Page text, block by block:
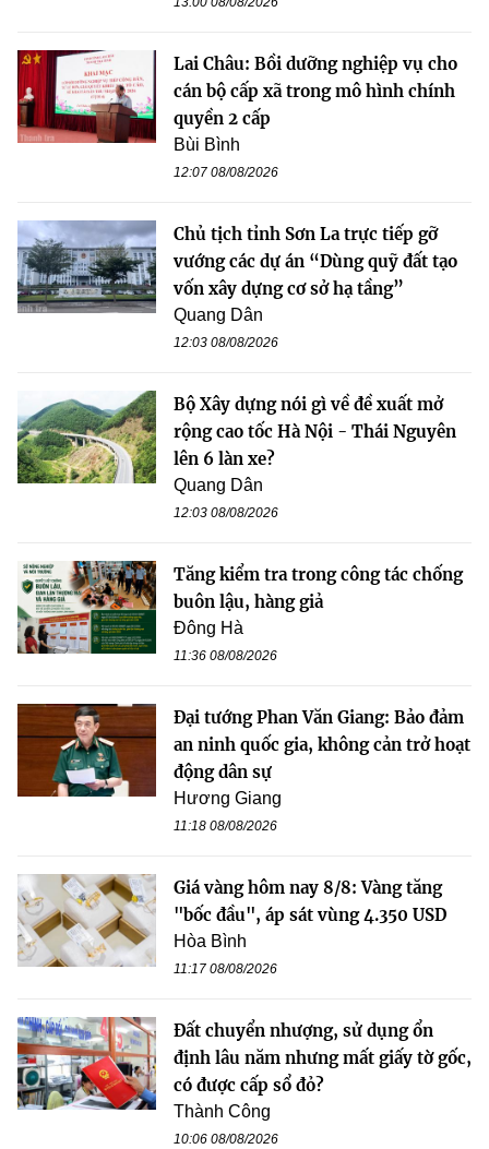
Lai Châu: Bồi dưỡng nghiệp vụ cho
cán bộ cấp xã trong mô hình chính
quyền 2 cấp
Bùi Bình
12:07 08/08/2026
Chủ tịch tỉnh Sơn La trực tiếp gỡ
vướng các dự án “Dùng quỹ đất tạo
vốn xây dựng cơ sở hạ tầng”
Quang Dân
12:03 08/08/2026
Bộ Xây dựng nói gì về đề xuất mở
rộng cao tốc Hà Nội - Thái Nguyên
lên 6 làn xe?
Quang Dân
12:03 08/08/2026
Tăng kiểm tra trong công tác chống
buôn lậu, hàng giả
Đông Hà
11:36 08/08/2026
Đại tướng Phan Văn Giang: Bảo đảm
an ninh quốc gia, không cản trở hoạt
động dân sự
Hương Giang
11:18 08/08/2026
Giá vàng hôm nay 8/8: Vàng tăng
"bốc đầu", áp sát vùng 4.350 USD
Hòa Bình
11:17 08/08/2026
Đất chuyển nhượng, sử dụng ổn
định lâu năm nhưng mất giấy tờ gốc,
có được cấp sổ đỏ?
Thành Công
10:06 08/08/2026